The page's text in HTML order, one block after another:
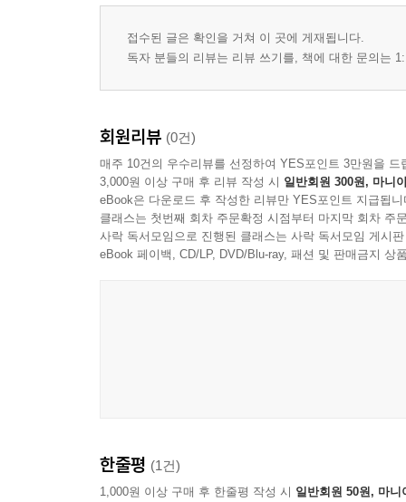
접수된 글은 확인을 거쳐 이 곳에 게재됩니다.
독자 분들의 리뷰는 리뷰 쓰기를, 책에 대한 문의는
회원리뷰 (0건)
매주 10건의 우수리뷰를 선정하여 YES포인트 3만원을 드
3,000원 이상 구매 후 리뷰 작성 시 일반회원 300원, 마니
eBook은 다운로드 후 작성한 리뷰만 YES포인트 지급됩니
클래스는 첫번째 회차 주문확정 시점부터 마지막 회차 주
사락 독서모임으로 진행된 클래스는 사락 독서모임 게시
eBook 페이백, CD/LP, DVD/Blu-ray, 패션 및 판매금지 상
한줄평 (1건)
1,000원 이상 구매 후 한줄평 작성 시 일반회원 50원, 마니